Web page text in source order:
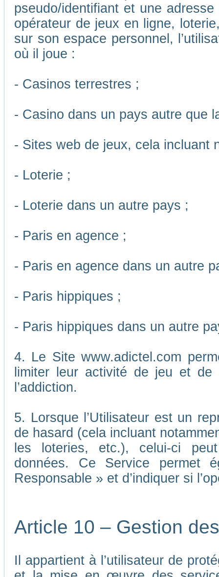
pseudo/identifiant et une
opérateur de jeux en ligne,
sur son espace personnel,
où il joue :
- Casinos terrestres ;
- Casino dans un pays autre que
- Sites web de jeux, cela incluant
- Loterie ;
- Loterie dans un autre pays ;
- Paris en agence ;
- Paris en agence dans un autre
- Paris hippiques ;
- Paris hippiques dans un autre
4. Le Site www.adictel.com
limiter leur activité de jeu et
l’addiction.
5. Lorsque l’Utilisateur est un
de hasard (cela incluant
les loteries, etc.), celui-ci
données. Ce Service permet
Responsable » et d’indiquer si
Article 10 – Gestion
Il appartient à l’utilisateur de